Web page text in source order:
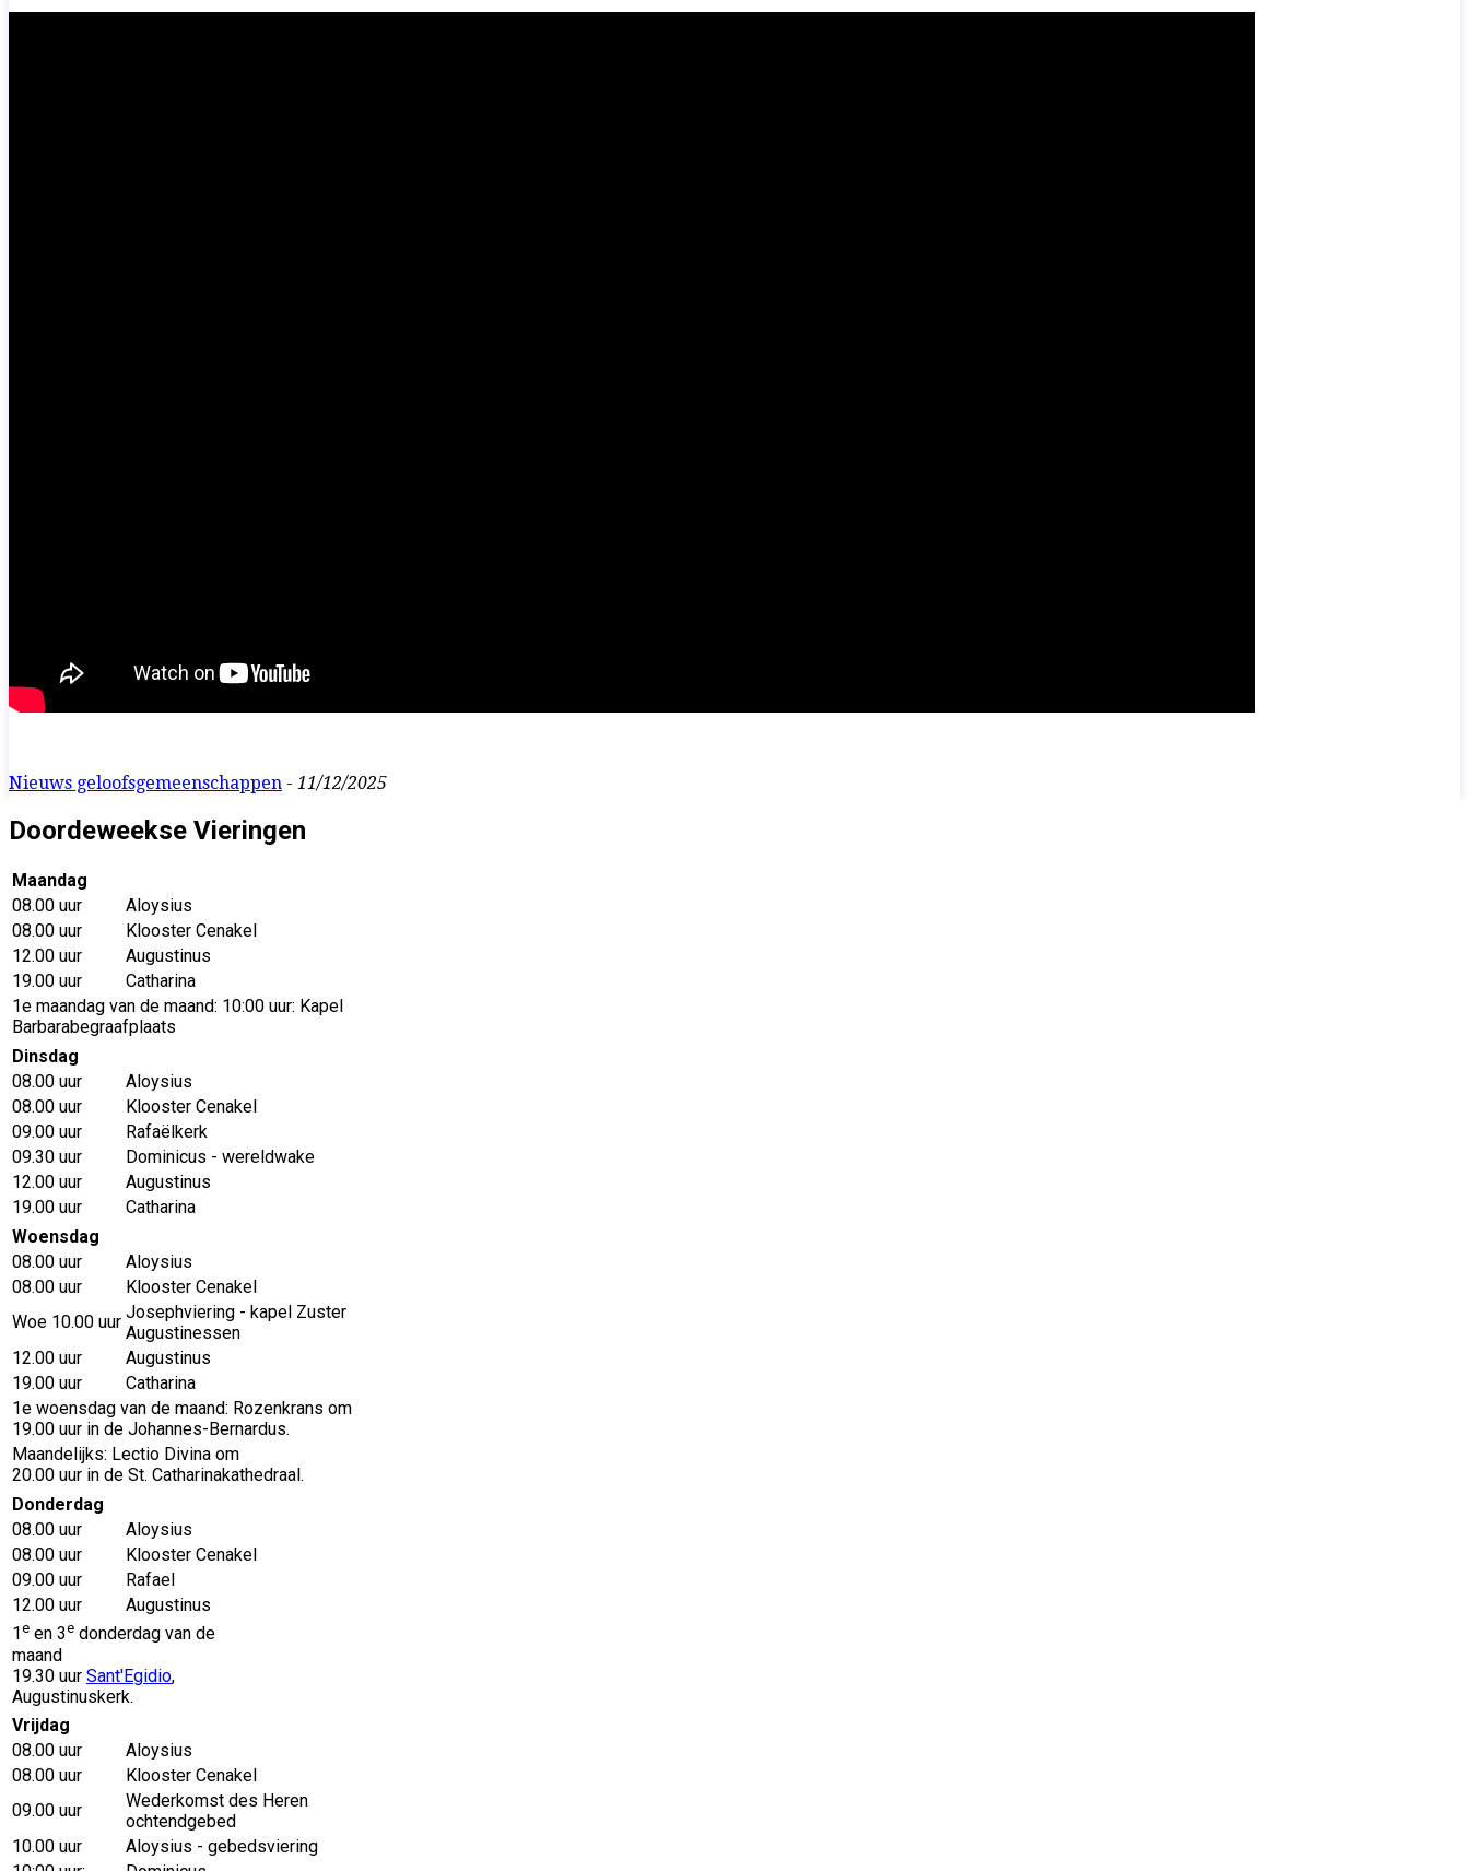
Nieuws geloofsgemeenschappen - 11/12/2025
Doordeweekse Vieringen
Maandag
08.00 uur
Aloysius
08.00 uur
Klooster Cenakel
12.00 uur
Augustinus
19.00 uur
Catharina
1e maandag van de maand: 10:00 uur: Kapel
Barbarabegraafplaats
Dinsdag
08.00 uur
Aloysius
08.00 uur
Klooster Cenakel
09.00 uur
Rafaëlkerk
09.30 uur
Dominicus - wereldwake
12.00 uur
Augustinus
19.00 uur
Catharina
Woensdag
08.00 uur
Aloysius
08.00 uur
Klooster Cenakel
Woe 10.00 uur Josephviering - kapel Zuster
Augustinessen
12.00 uur
Augustinus
19.00 uur
Catharina
1e woensdag van de maand: Rozenkrans om
19.00 uur in de Johannes-Bernardus.
Maandelijks: Lectio Divina om
20.00 uur in de St. Catharinakathedraal.
Donderdag
08.00 uur
Aloysius
08.00 uur
Klooster Cenakel
09.00 uur
Rafael
12.00 uur
Augustinus
1 e en 3e donderdag van de
maand
19.30 uur Sant'Egidio,
Augustinuskerk.
Vrijdag
08.00 uur
Aloysius
08.00 uur
Klooster Cenakel
09.00 uur
Wederkomst des Heren
ochtendgebed
10.00 uur
Aloysius - gebedsviering